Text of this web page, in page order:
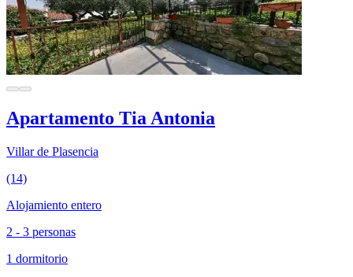
Apartamento Tia Antonia
Villar de Plasencia
(14)
Alojamiento entero
2 - 3 personas
1 dormitorio